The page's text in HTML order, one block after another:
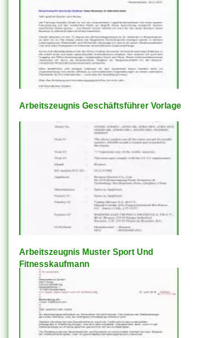
Arbeitszeugnis Geschäftsführer Vorlage
Arbeitszeugnis Muster Sport Und
Fitnesskaufmann